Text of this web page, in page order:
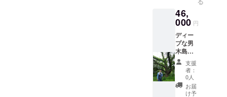
になる
ように
個別に
調整さ
せて頂
きま
す。）
交通費
は含ま
れませ
にサ
ポー
ターさ
んのご
意見を
頂くた
めと、
サポー
ターさ
ん同士
の交流
よ！ 交
通費は
含まれ
ており
ませ
ん。技
術や天
候、体
力など
様々な
条件で
46,
000 円
ディー
プな男
木島を
ぜひ体
験して
くださ
い。見
ると登
支援
者：
0人
お届
け予